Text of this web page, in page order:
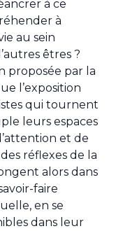
à ce
à
au sein
êtres ?
proposée par la
l’exposition
qui tournent
leurs espaces
et de
réflexes de la
alors dans
faire
en se
dans leur